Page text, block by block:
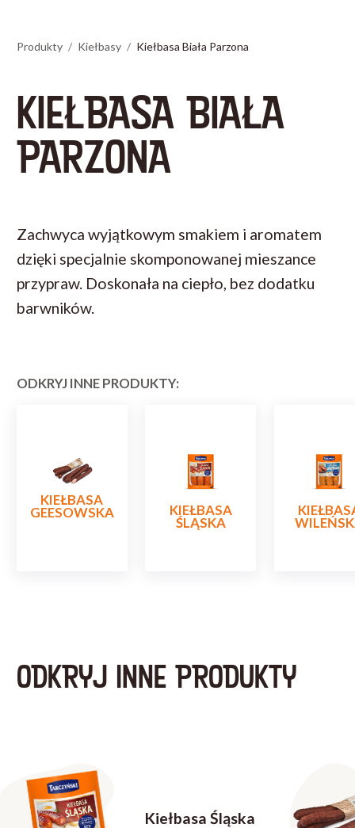
Produkty Kiełbasy Kiełbasa Biała Parzona
KIEŁBASA BIAŁA
PARZONA
Zachwyca wyjątkowym smakiem i aromatem
dzięki specjalnie skomponowanej mieszance
przypraw. Doskonała na ciepło, bez dodatku
barwników.
ODKRYJ INNE PRODUKTY:
KIEŁBASA
GEESOWSKA KIEŁBASA
ŚLĄSKA
ODKRYJ INNE PRODUKTY
Kiełbasa Śląska